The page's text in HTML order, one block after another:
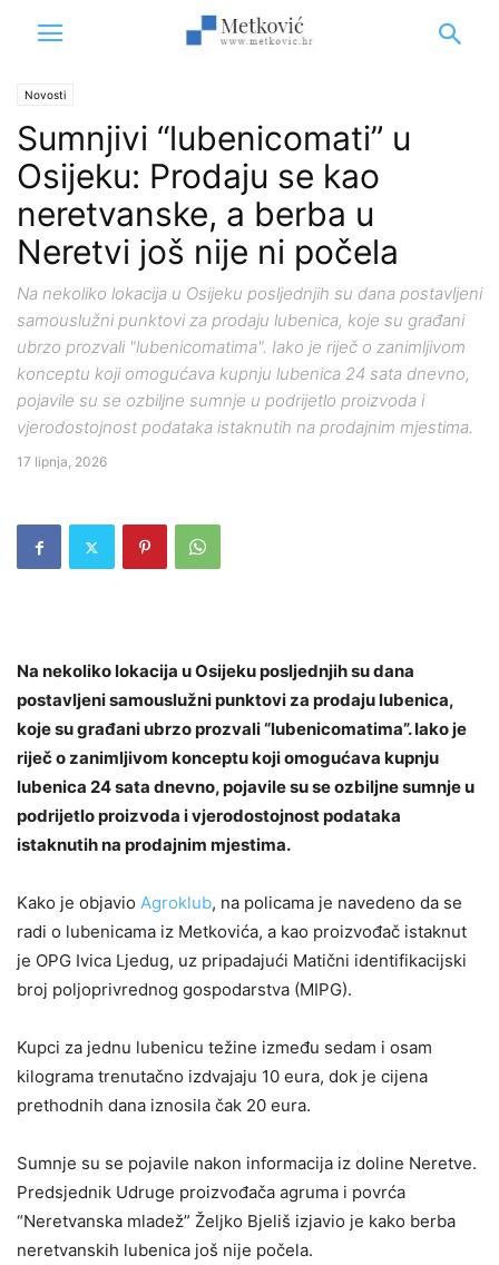
Novosti
Sumnjivi “lubenicomati” u
Osijeku: Prodaju se kao
neretvanske, a berba u
Neretvi još nije ni počela
Na nekoliko lokacija u Osijeku posljednjih su dana postavljeni
samouslužni punktovi za prodaju lubenica, koje su građani
ubrzo prozvali "lubenicomatima". Iako je riječ o zanimljivom
konceptu koji omogućava kupnju lubenica 24 sata dnevno,
pojavile su se ozbiljne sumnje u podrijetlo proizvoda i
vjerodostojnost podataka istaknutih na prodajnim mjestima.
17 lipnja, 2026
Na nekoliko lokacija u Osijeku posljednjih su dana
postavljeni samouslužni punktovi za prodaju lubenica,
koje su građani ubrzo prozvali “lubenicomatima”. Iako je
riječ o zanimljivom konceptu koji omogućava kupnju
lubenica 24 sata dnevno, pojavile su se ozbiljne sumnje u
podrijetlo proizvoda i vjerodostojnost podataka
istaknutih na prodajnim mjestima.
Kako je objavio Agroklub, na policama je navedeno da se
radi o lubenicama iz Metkovića, a kao proizvođač istaknut
je OPG Ivica Ljedug, uz pripadajući Matični identifikacijski
broj poljoprivrednog gospodarstva (MIPG).
Kupci za jednu lubenicu težine između sedam i osam
kilograma trenutačno izdvajaju 10 eura, dok je cijena
prethodnih dana iznosila čak 20 eura.
Sumnje su se pojavile nakon informacija iz doline Neretve.
Predsjednik Udruge proizvođača agruma i povrća
“Neretvanska mladež” Željko Bjeliš izjavio je kako berba
neretvanskih lubenica još nije počela.